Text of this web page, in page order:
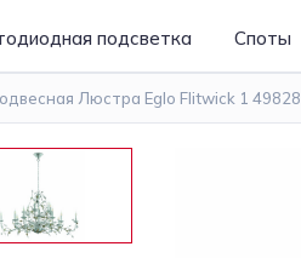
подсветка Споты
Люстра Eglo Flitwick 1 49828